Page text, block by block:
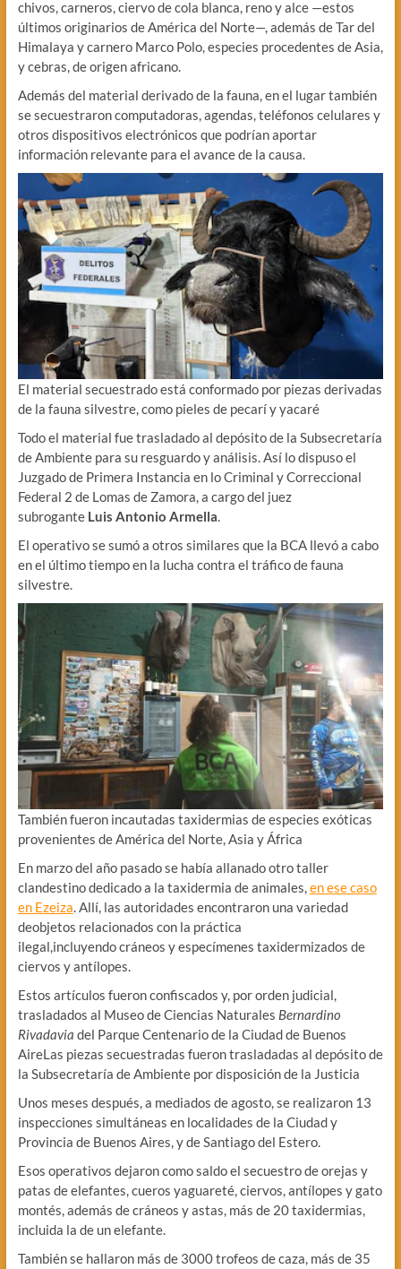
chivos, carneros, ciervo de cola blanca, reno y alce —estos
últimos originarios de América del Norte—, además de Tar del
Himalaya y carnero Marco Polo, especies procedentes de Asia,
y cebras, de origen africano.
Además del material derivado de la fauna, en el lugar también
se secuestraron computadoras, agendas, teléfonos celulares y
otros dispositivos electrónicos que podrían aportar
información relevante para el avance de la causa.
El material secuestrado está conformado por piezas derivadas
de la fauna silvestre, como pieles de pecarí y yacaré
Todo el material fue trasladado al depósito de la Subsecretaría
de Ambiente para su resguardo y análisis. Así lo dispuso el
Juzgado de Primera Instancia en lo Criminal y Correccional
Federal 2 de Lomas de Zamora, a cargo del juez
subrogante Luis Antonio Armella.
El operativo se sumó a otros similares que la BCA llevó a cabo
en el último tiempo en la lucha contra el tráfico de fauna
silvestre.
También fueron incautadas taxidermias de especies exóticas
provenientes de América del Norte, Asia y África
En marzo del año pasado se había allanado otro taller
clandestino dedicado a la taxidermia de animales,en ese caso
en Ezeiza. Allí, las autoridades encontraron una variedad
deobjetos relacionados con la práctica
ilegal,incluyendo cráneos y especímenes taxidermizados de
ciervos y antílopes.
Estos artículos fueron confiscados y, por orden judicial,
trasladados al Museo de Ciencias Naturales Bernardino
Rivadavia del Parque Centenario de la Ciudad de Buenos
AireLas piezas secuestradas fueron trasladadas al depósito de
la Subsecretaría de Ambiente por disposición de la Justicia
Unos meses después, a mediados de agosto, se realizaron 13
inspecciones simultáneas en localidades de la Ciudad y
Provincia de Buenos Aires, y de Santiago del Estero.
Esos operativos dejaron como saldo el secuestro de orejas y
patas de elefantes, cueros yaguareté, ciervos, antílopes y gato
montés, además de cráneos y astas, más de 20 taxidermias,
incluida la de un elefante.
También se hallaron más de 3000 trofeos de caza, más de 35